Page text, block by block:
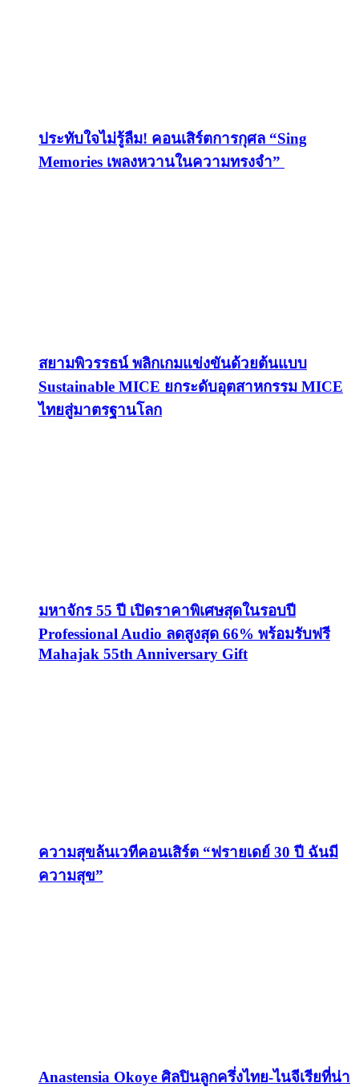
ประทับใจไม่รู้ลืม! คอนเสิร์ตการกุศล “Sing
Memories เพลงหวานในความทรงจำ”
สยามพิวรรธน์ พลิกเกมแข่งขันด้วยต้นแบบ
Sustainable MICE ยกระดับอุตสาหกรรม MICE
ไทยสู่มาตรฐานโลก
มหาจักร 55 ปี เปิดราคาพิเศษสุดในรอบปี
Professional Audio ลดสูงสุด 66% พร้อมรับฟรี
Mahajak 55th Anniversary Gift
ความสุขล้นเวทีคอนเสิร์ต “ฟรายเดย์ 30 ปี ฉันมี
ความสุข”
Anastensia Okoye ศิลปินลูกครึ่งไทย-ไนจีเรียที่น่า